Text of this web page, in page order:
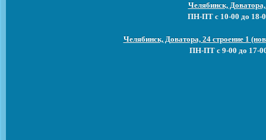
Челябинск,
ПН-ПТ с 10-00 до 18-
Челябинск, Доватора, 24 строение 1
ПН-ПТ с 9-00 до 17-